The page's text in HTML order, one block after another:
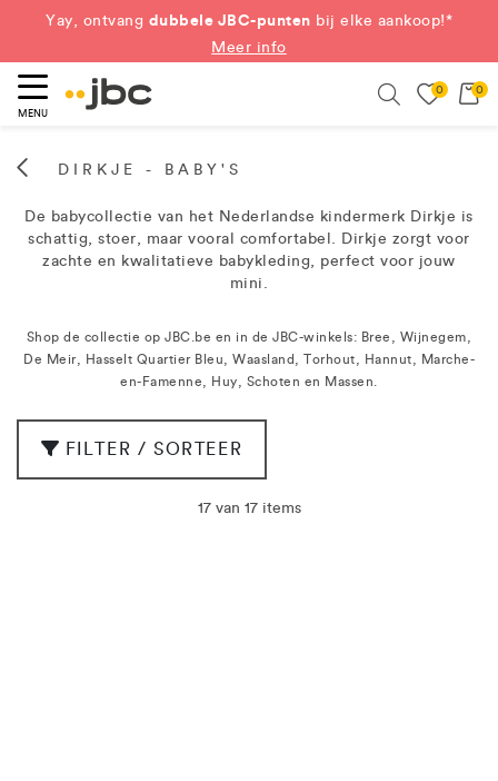
Yay, ontvang dubbele JBC-punten bij elke aankoop!*
Meer info
MENU
0 0
DIRKJE - BABY'S
De babycollectie van het Nederlandse kindermerk Dirkje is
schattig, stoer, maar vooral comfortabel. Dirkje zorgt voor
zachte en kwalitatieve babykleding, perfect voor jouw
mini.
Shop de collectie op JBC.be en in de JBC-winkels: Bree, Wijnegem,
De Meir, Hasselt Quartier Bleu, Waasland, Torhout, Hannut, Marche-
en-Famenne, Huy, Schoten en Massen.
FILTER / SORTEER
17 van 17 items